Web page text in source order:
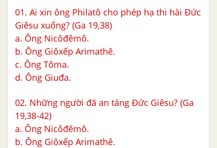
01. Ai xin ông Philatô cho phép hạ thi hài Đức
Giêsu xuống? (Ga 19,38)
a. Ông Nicôđêmô.
b. Ông Giôxếp Arimathê.
c. Ông Tôma.
d. Ông Giuđa.
02. Những người đã an táng Đức Giêsu? (Ga
19,38-42)
a. Ông Nicôđêmô.
b. Ông Giôxếp Arimathê.